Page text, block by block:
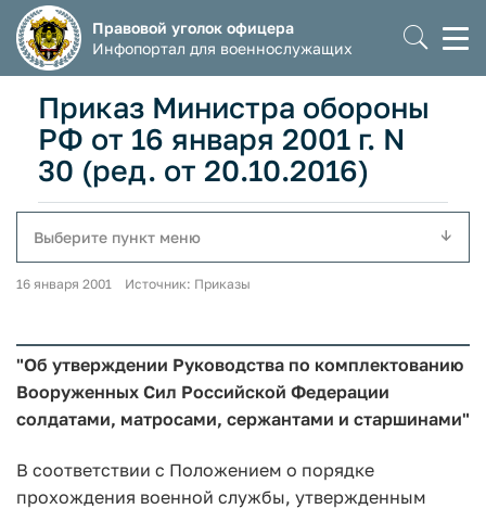
Правовой уголок офицера
Инфопортал для военнослужащих
Приказ Министра обороны
РФ от 16 января 2001 г. N
30 (ред. от 20.10.2016)
Выберите пункт меню
16 января 2001 Источник: Приказы
"Об утверждении Руководства по комплектованию
Вооруженных Сил Российской Федерации
солдатами, матросами, сержантами и старшинами"
В соответствии с Положением о порядке
прохождения военной службы, утвержденным